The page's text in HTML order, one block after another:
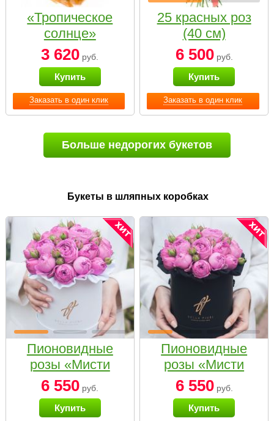
Заказать в один клик
«Тропическое
солнце»
3 620 руб.
Купить
Заказать в один клик
25 красных роз
(40 см)
6 500руб.
Купить
Больше недорогих букетов
Букеты в шляпных коробках
Пионовидные
розы «Мисти
бабблс» в белой
коробке Small
6 550 руб.
Купить
Пионовидные
розы «Мисти
бабблс» в
черной коробке
Small
6 550руб.
Купить